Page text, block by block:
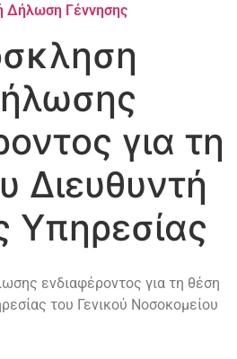
Δήλωση Γέννησης
για τη
Διευθυντή
Υπηρεσίας
ενδιαφέροντος για τη θέση
του Γενικού Νοσοκομείου